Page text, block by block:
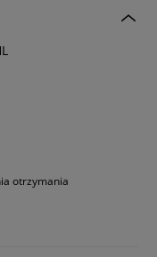
otrzymania